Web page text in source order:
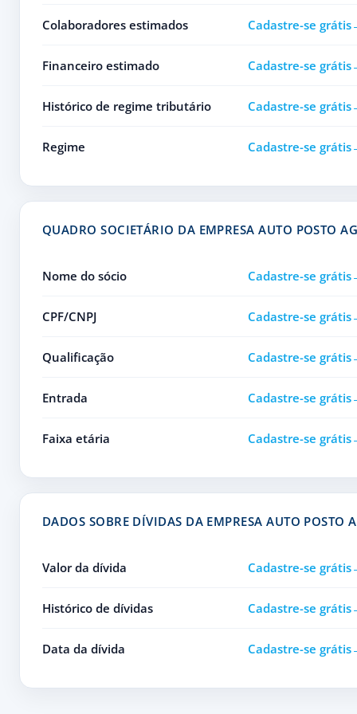
Colaboradores estimados Cadastre-se grátis
Financeiro estimado Cadastre-se grátis
Histórico de regime tributário Cadastre-se grátis
Regime Cadastre-se grátis
QUADRO SOCIETÁRIO DA EMPRESA AUTO POSTO
Nome do sócio Cadastre-se grátis
CPF/CNPJ Cadastre-se grátis
Qualificação Cadastre-se grátis
Entrada Cadastre-se grátis
Faixa etária Cadastre-se grátis
DADOS SOBRE DÍVIDAS DA EMPRESA AUTO POSTO
Valor da dívida Cadastre-se grátis
Histórico de dívidas Cadastre-se grátis
Data da dívida Cadastre-se grátis